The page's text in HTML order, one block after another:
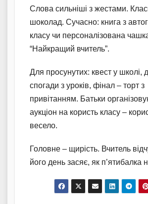
Слова сильніші з жестами.
шоколад. Сучасно: книга з
класу чи персоналізована
“Найкращий вчитель”.
Для просунутих: квест у школі,
спогади з уроків, фінал – торт з
привітанням. Батьки
аукціон на користь класу –
весело.
Головне – щирість. Вчитель
його день засяє, як п’ятибалка